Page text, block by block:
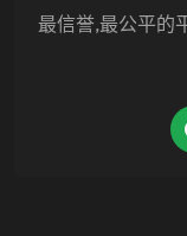
最信誉,最公平的